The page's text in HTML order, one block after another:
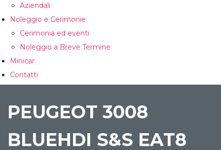
Aziendali
Noleggio e Cerimonie
Cerimonia ed eventi
Noleggio a Breve Termine
Minicar
Contatti
PEUGEOT 3008
BLUEHDI S&S EAT8